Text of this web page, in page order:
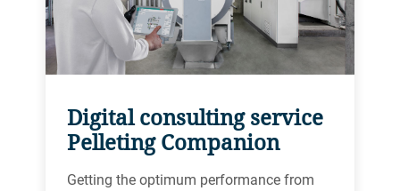
Digital consulting service
Pelleting Companion
Getting the optimum performance from